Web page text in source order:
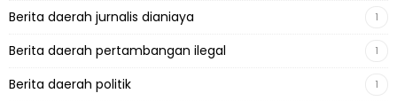
Berita daerah jurnalis dianiaya 1
Berita daerah pertambangan ilegal 1
Berita daerah politik 1